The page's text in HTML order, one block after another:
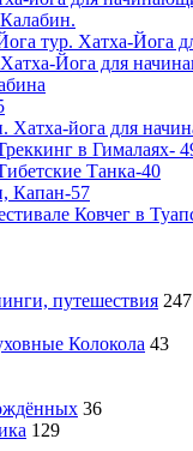
путешествия 247
Колокола 43
36
129